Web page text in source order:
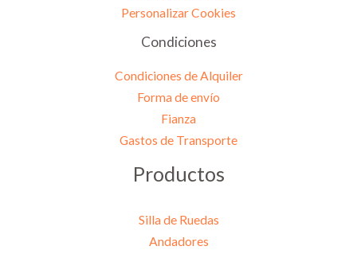
Personalizar Cookies
Condiciones
Condiciones de Alquiler
Forma de envío
Fianza
Gastos de Transporte
Productos
Silla de Ruedas
Andadores